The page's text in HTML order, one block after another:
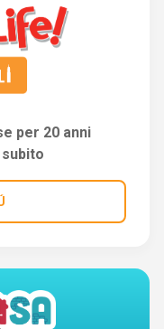
per 20 anni
subito